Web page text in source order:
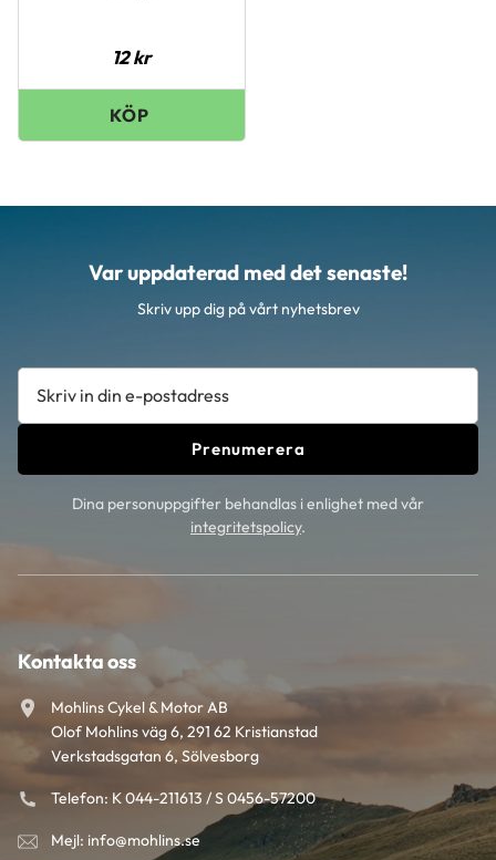
12kr
Var uppdaterad med det senaste!
Skriv upp dig på vårt nyhetsbrev
Prenumerera
Dina personuppgifter behandlas i enlighet med vår
integritetspolicy.
Kontakta oss
Mohlins Cykel & Motor AB
Olof Mohlins väg 6, 291 62 Kristianstad
Verkstadsgatan 6, Sölvesborg
Telefon: K 044-211613 / S 0456-57200
Mejl: info@mohlins.se